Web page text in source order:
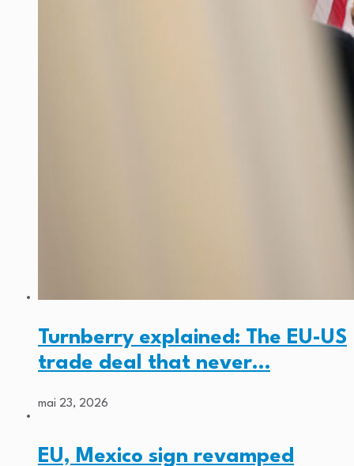
Turnberry explained: The EU-US
trade deal that never…
mai 23, 2026
EU, Mexico sign revamped